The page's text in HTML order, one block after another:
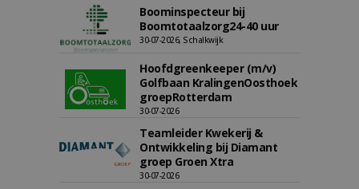
Boominspecteur bij
Boomtotaalzorg24-40 uur
30-07-2026, Schalkwijk
Hoofdgreenkeeper (m/v)
Golfbaan KralingenOosthoek
groepRotterdam
30-07-2026
Teamleider Kwekerij &
Ontwikkeling bij Diamant
groep Groen Xtra
30-07-2026